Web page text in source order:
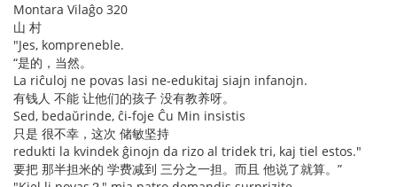
Montara Vilaĝo 320
山 村
"Jes, kompreneble.
“是的，当然。
La riĉuloj ne povas lasi ne-edukitaj siajn infanojn.
有钱人 不能 让他们的孩子 没有教养呀。
Sed, bedaŭrinde, ĉi-foje Ĉu Min insistis
只是 很不幸，这次 储敏坚持
redukti la kvindek ĝinojn da rizo al tridek tri, kaj tiel estos."
要把 那半担米的 学费减到 三分之一担。而且 他说了就算。”